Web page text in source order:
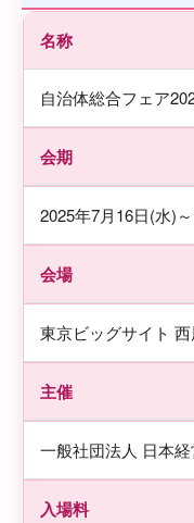
名称
自治体総合フェア
会期
2025年7月16日(水)
会場
東京ビッグサイト
主催
一般社団法人 日本
入場料